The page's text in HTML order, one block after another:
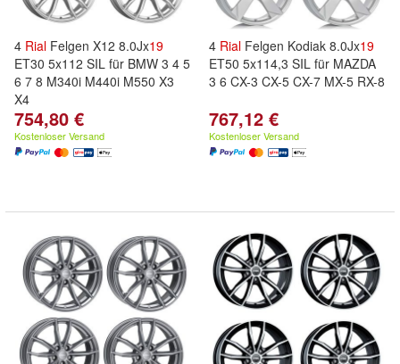
4 Rial Felgen X12 8.0Jx19
ET30 5x112 SIL für BMW 3 4 5
6 7 8 M340i M440i M550 X3
X4
754,80 €
Kostenloser Versand
4 Rial Felgen Kodiak 8.0Jx19
ET50 5x114,3 SIL für MAZDA
3 6 CX-3 CX-5 CX-7 MX-5 RX-8
767,12 €
Kostenloser Versand